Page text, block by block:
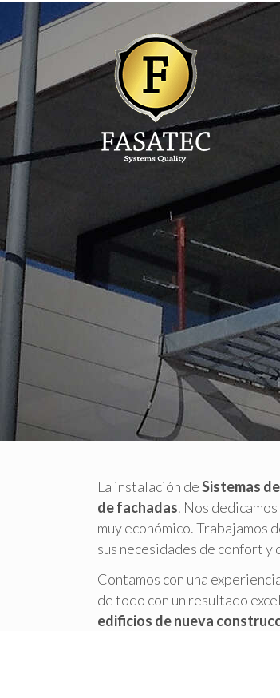
La instalación deSistemas
de fachadas. Nos
muy económico. Trabajamos
sus necesidades de confort
Contamos con una
de todo con un resultado
edificios de nueva